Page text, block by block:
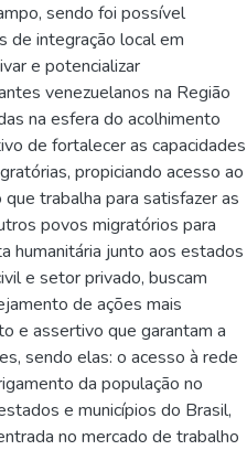
sendo foi possível
de integração local em
e potencializar
venezuelanos na Região
na esfera do acolhimento
de fortalecer as capacidades
propiciando acesso ao
trabalha para satisfazer as
povos migratórios para
humanitária junto aos estados
e setor privado, buscam
de ações mais
e assertivo que garantam a
sendo elas: o acesso à rede
da população no
e municípios do Brasil,
no mercado de trabalho